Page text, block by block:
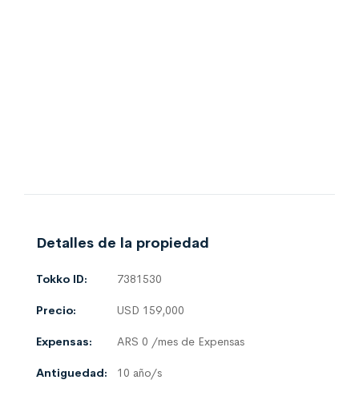
Detalles de la propiedad
Tokko ID:
Precio:
Expensas:
Antiguedad:
7381530
USD 159,000
ARS 0 /mes de Expensas
10 año/s